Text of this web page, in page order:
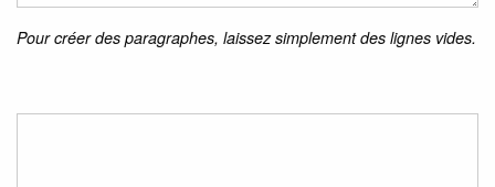
Pour créer des paragraphes, laissez simplement des lignes vides.